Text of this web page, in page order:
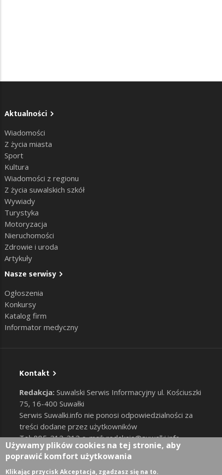
Aktualności
Wiadomości
Z życia miasta
Sport
Kultura
Wiadomości z regionu
Z życia suwalskich szkół
Wywiady
Turystyka
Motoryzacja
Nieruchomości
Zdrowie i uroda
Artykuły
Nasze serwisy
Ogłoszenia
Konkursy
Katalog firm
Informator medyczny
Kontakt
Redakcja: Suwalski Serwis Informacyjny ul. Kościuszki
75, 16-400 Suwałki
Serwis Suwalki.info nie ponosi odpowiedzialności za
treści dodane przez użytkowników
Tel: 885-212-212 e-mail:redakcja@suwalki.info,
reklama@suwalki.info
RODO |Cookies
Zaloguj
Używamy plików cookies na tej stronie, aby
poprawić komfort użytkowania
Klikając przycisk Akceptacja, zgadzasz się na to.